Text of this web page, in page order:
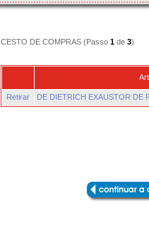
CESTO DE COMPRAS (Passo 1de 3)
Retirar DE DIETRICH EXAUSTOR DE